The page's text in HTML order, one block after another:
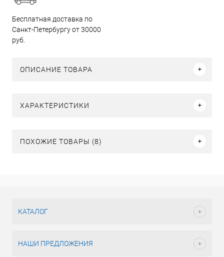
Бесплатная доставка по
Санкт-Петербургу от 30000
руб.
ОПИСАНИЕ ТОВАРА
ХАРАКТЕРИСТИКИ
ПОХОЖИЕ ТОВАРЫ (8)
КАТАЛОГ
НАШИ ПРЕДЛОЖЕНИЯ